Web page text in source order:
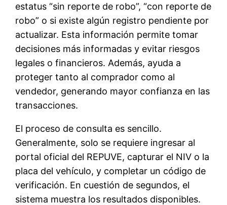
estatus “sin reporte de robo”, “con reporte de
robo” o si existe algún registro pendiente por
actualizar. Esta información permite tomar
decisiones más informadas y evitar riesgos
legales o financieros. Además, ayuda a
proteger tanto al comprador como al
vendedor, generando mayor confianza en las
transacciones.
El proceso de consulta es sencillo.
Generalmente, solo se requiere ingresar al
portal oficial del REPUVE, capturar el NIV o la
placa del vehículo, y completar un código de
verificación. En cuestión de segundos, el
sistema muestra los resultados disponibles.